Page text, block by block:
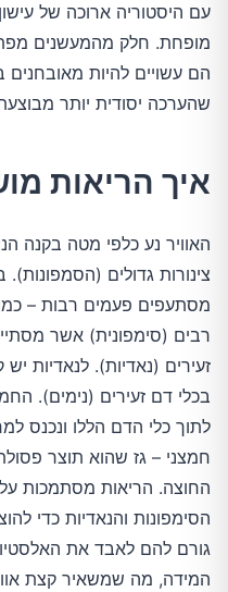
עם היסטוריה ארוכה של
מופחת. חלק מהמעשנים
שהערכה יסודית יותר
איך הריאות
האוויר נע כלפי מטה בקנה
צינורות גדולים
מסתעפים פעמים רבות – כמו
רבים (סימפונית) אשר
זעירים (נאדיות). לנאדיות
בכלי דם זעירים (נימים).
לתוך כלי הדם הללו ונכנס
חמצני – גז שהוא תוצר
החוצה. הריאות מסתמכות
גורם להם לאבד את
המידה, מה שמשאיר קצת